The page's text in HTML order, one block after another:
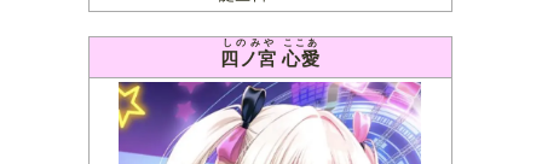
四ノ宮
しのみや
心愛
ここあ